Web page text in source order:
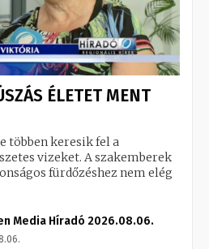
ÉLETET MENT
többen keresik fel a
vizeket. A szakemberek
fürdőzéshez nem elég
Media Híradó 2026.08.06.